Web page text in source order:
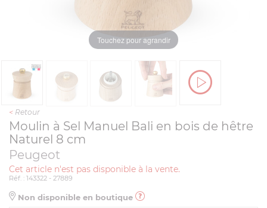
Touchez pour agrandir
< Retour
Moulin à Sel Manuel Bali en bois de hêtre
Naturel 8 cm
Peugeot
Cet article n'est pas disponible à la vente.
Réf. : 143322 - 27889
Non disponible en boutique